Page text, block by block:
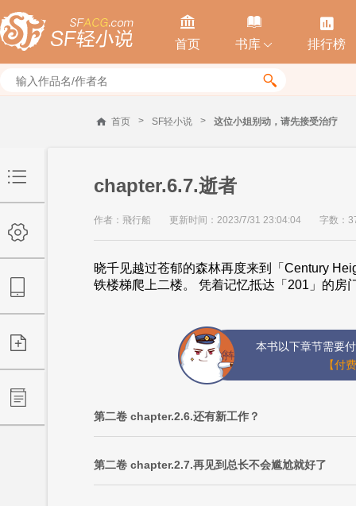

首页

书库 

排行榜

首页 > SF轻小说 > 这位小姐别动，请先接受治疗
chapter.6.7.逝者
作者：飛行船 更新时间：2023/7/31 23:04:04 字数：
晓千见越过苍郁的森林再度来到「Century
铁楼梯爬上二楼。 凭着记忆抵达「201」的房
本书以下章节需要
【付
第二卷 chapter.2.6.还有新工作？
第二卷 chapter.2.7.再见到总长不会尴尬就好了